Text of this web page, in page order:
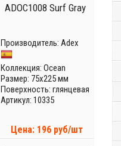
ADOC1008 Surf Gray
Производитель: Adex
Коллекция: Ocean
Размер: 75x225 мм
Поверхность: глянцевая
Артикул: 10335
Цена: 196 руб/шт